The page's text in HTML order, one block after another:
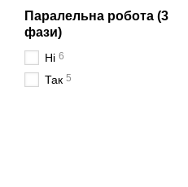
Паралельна робота (3
фази)
Ні 6
Так 5